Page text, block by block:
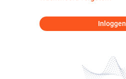
Inloggen